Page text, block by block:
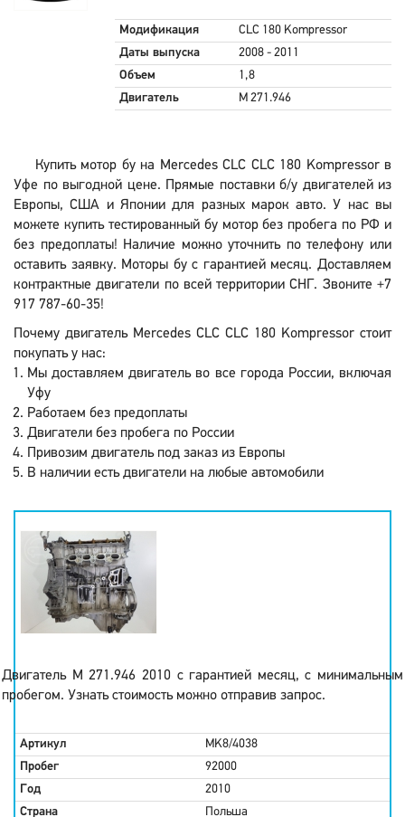
Модификация
CLC 180 Kompressor
Даты выпуска
2008 - 2011
Объем
1,8
Двигатель
M 271.946
Купить мотор бу на Mercedes CLC CLC 180 Kompressor в
Уфе по выгодной цене. Прямые поставки б/у двигателей из
Европы, США и Японии для разных марок авто. У нас вы
можете купить тестированный бу мотор без пробега по РФ и
без предоплаты! Наличие можно уточнить по телефону или
оставить заявку. Моторы бу с гарантией месяц. Доставляем
контрактные двигатели по всей территории СНГ. Звоните +7
917 787-60-35!
Почему двигатель Mercedes CLC CLC 180 Kompressor стоит
покупать у нас:
Мы доставляем двигатель во все города России, включая
Уфу
Работаем без предоплаты
Двигатели без пробега по России
Привозим двигатель под заказ из Европы
В наличии есть двигатели на любые автомобили
Двигатель M 271.946 2010 с гарантией месяц, с минимальным
пробегом. Узнать стоимость можно отправив запрос.
Артикул
MK8/4038
Пробег
92000
Год
2010
Страна
Польша